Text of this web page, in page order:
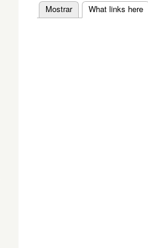
Separadores
Mostrar What links here